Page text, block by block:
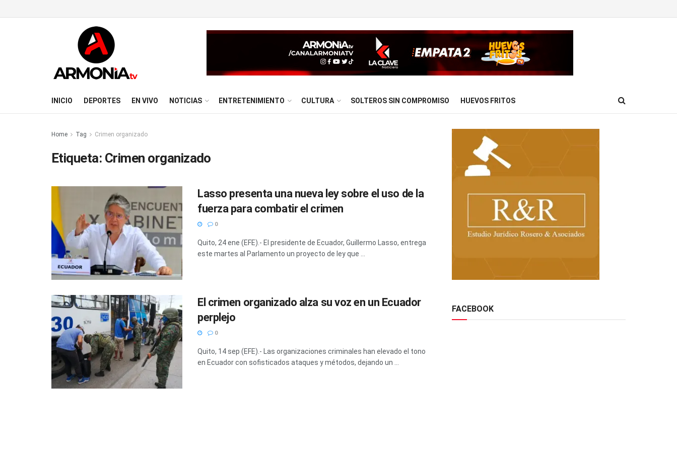
INICIO DEPORTES EN VIVO NOTICIAS ENTRETENIMIENTO CULTURA SOLTEROS SIN COMPROMISO HUEVOS FRITOS
Home Tag Crimen organizado
Etiqueta: Crimen organizado
Lasso presenta una nueva ley sobre el uso de la
fuerza para combatir el crimen
0
Quito, 24 ene (EFE).- El presidente de Ecuador, Guillermo Lasso, entrega
este martes al Parlamento un proyecto de ley que ...
El crimen organizado alza su voz en un Ecuador
perplejo
0
Quito, 14 sep (EFE).- Las organizaciones criminales han elevado el tono
en Ecuador con sofisticados ataques y métodos, dejando un ...
FACEBOOK